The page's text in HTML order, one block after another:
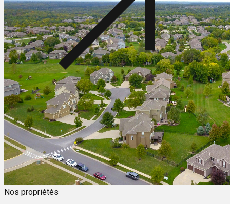
Nos propriétés